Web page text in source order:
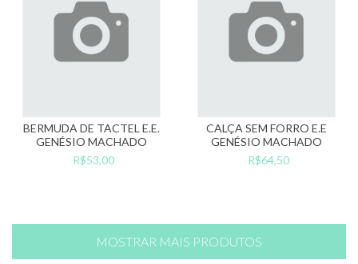
BERMUDA DE TACTEL E.E.
GENÉSIO MACHADO
R$53,00
CALÇA SEM FORRO E.E
GENÉSIO MACHADO
R$64,50
MOSTRAR MAIS PRODUTOS